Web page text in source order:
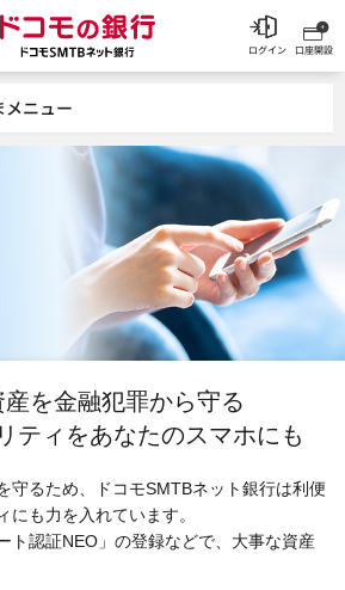
ドコモの銀行 ドコモ
口座開設
ログイン
を金融犯罪から守る
ティをあなたのスマホにも
守るため、ドコモSMTBネット銀行は利便
にも力を入れています。
ト認証NEO」の登録などで、大事な資産
ニュー